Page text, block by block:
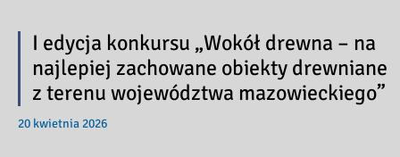
I edycja konkursu „Wokół drewna – na
najlepiej zachowane obiekty drewniane
z terenu województwa mazowieckiego”
20 kwietnia 2026